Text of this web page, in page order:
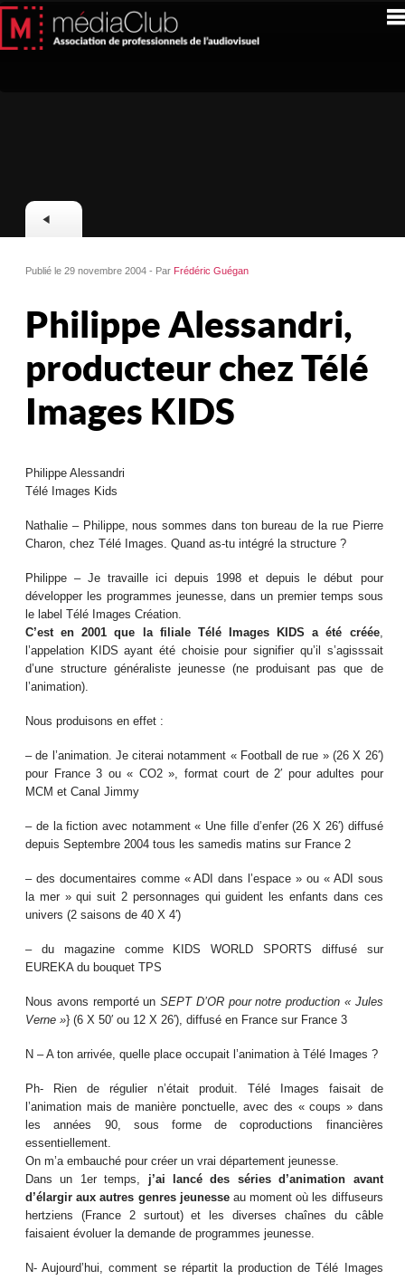
Publié le 29 novembre 2004 - Par Frédéric Guégan
Philippe Alessandri,
producteur chez Télé
Images KIDS
Philippe Alessandri
Télé Images Kids
Nathalie – Philippe, nous sommes dans ton bureau de la rue Pierre
Charon, chez Télé Images. Quand as-tu intégré la structure ?
Philippe – Je travaille ici depuis 1998 et depuis le début pour
développer les programmes jeunesse, dans un premier temps sous
le label Télé Images Création.
C’est en 2001 que la filiale Télé Images KIDS a été créée,
l’appelation KIDS ayant été choisie pour signifier qu’il s’agisssait
d’une structure généraliste jeunesse (ne produisant pas que de
l’animation).
Nous produisons en effet :
–de l’animation. Je citerai notamment « Football de rue » (26 X 26′)
pour France 3 ou « CO2 », format court de 2′ pour adultes pour
MCM et Canal Jimmy
–de la fiction avec notamment « Une fille d’enfer (26 X 26′) diffusé
depuis Septembre 2004 tous les samedis matins sur France 2
–des documentaires comme « ADI dans l’espace » ou « ADI sous
la mer » qui suit 2 personnages qui guident les enfants dans ces
univers (2 saisons de 40 X 4′)
–du magazine comme KIDS WORLD SPORTS diffusé sur
EUREKA du bouquet TPS
Nous avons remporté unSEPT D’OR pour notre production « Jules
Verne »} (6 X 50′ ou 12 X 26′), diffusé en France sur France 3
N – A ton arrivée, quelle place occupait l’animation à Télé Images ?
Ph- Rien de régulier n’était produit. Télé Images faisait de
l’animation mais de manière ponctuelle, avec des « coups » dans
les années 90, sous forme de coproductions financières
essentiellement.
On m’a embauché pour créer un vrai département jeunesse.
Dans un 1er temps, j’ai lancé des séries d’animation avant
d’élargir aux autres genres jeunesseau moment où les diffuseurs
hertziens (France 2 surtout) et les diverses chaînes du câble
faisaient évoluer la demande de programmes jeunesse.
N- Aujourd’hui, comment se répartit la production de Télé Images